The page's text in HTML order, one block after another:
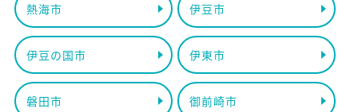
熱海市 伊豆市
伊豆の国市 伊東市
磐田市 御前崎市